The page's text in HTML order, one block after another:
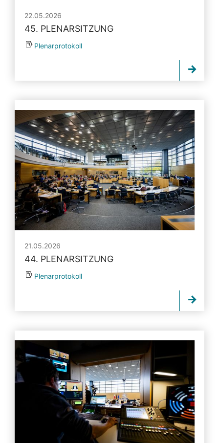
22.05.2026
45. PLENARSITZUNG
Plenarprotokoll
21.05.2026
44. PLENARSITZUNG
Plenarprotokoll